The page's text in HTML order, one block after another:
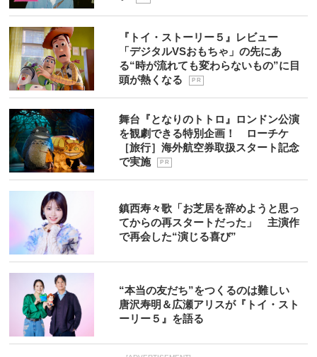
『トイ・ストーリー５』レビュー
「デジタルVSおもちゃ」の先にあ
る“時が流れても変わらないもの”に目
頭が熱くなる
P R
舞台『となりのトトロ』ロンドン公演
を観劇できる特別企画！ ローチケ
［旅行］海外航空券取扱スタート記念
で実施
P R
鎮西寿々歌「お芝居を辞めようと思っ
てからの再スタートだった」 主演作
で再会した“演じる喜び”
“本当の友だち”をつくるのは難しい
唐沢寿明＆広瀬アリスが『トイ・スト
ーリー５』を語る